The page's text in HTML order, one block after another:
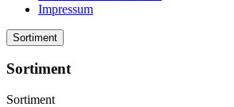
Impressum
Sortiment
Sortiment
Sortiment